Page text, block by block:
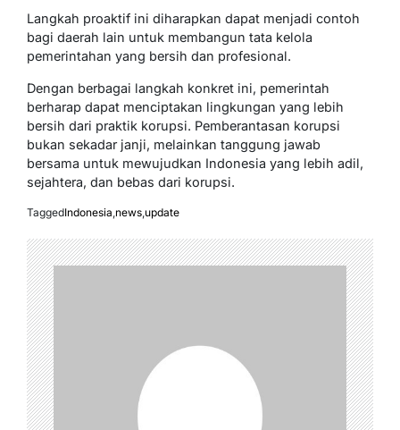
Langkah proaktif ini diharapkan dapat menjadi contoh
bagi daerah lain untuk membangun tata kelola
pemerintahan yang bersih dan profesional.
Dengan berbagai langkah konkret ini, pemerintah
berharap dapat menciptakan lingkungan yang lebih
bersih dari praktik korupsi. Pemberantasan korupsi
bukan sekadar janji, melainkan tanggung jawab
bersama untuk mewujudkan Indonesia yang lebih adil,
sejahtera, dan bebas dari korupsi.
TaggedIndonesia,news,update